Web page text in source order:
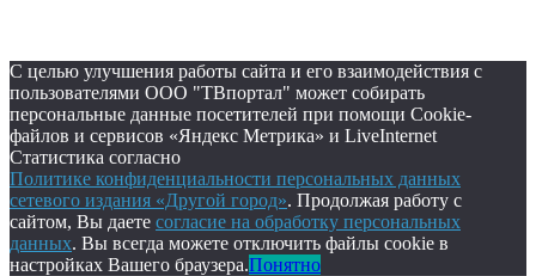
С целью улучшения работы сайта и его взаимодействия с
пользователями ООО "ТВпортал" может собирать
персональные данные посетителей при помощи Cookie-
файлов и сервисов «Яндекс Метрика» и LiveInternet
Статистика согласно
Политике конфиденциальности персональных данных
сетевого издания «Другой город». Продолжая работу с
сайтом, Вы даете согласие на обработку персональных
данных. Вы всегда можете отключить файлы cookie в
настройках Вашего браузера.Понятно